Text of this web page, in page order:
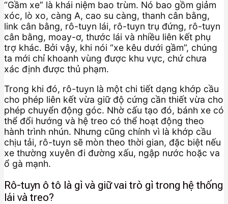
“Gầm xe” là khái niệm bao trùm. Nó bao gồm giảm
xóc, lò xo, càng A, cao su càng, thanh cân bằng,
link cân bằng, rô-tuyn lái, rô-tuyn trụ đứng, rô-tuyn
cân bằng, moay-ơ, thước lái và nhiều liên kết phụ
trợ khác. Bởi vậy, khi nói “xe kêu dưới gầm”, chúng
ta mới chỉ khoanh vùng được khu vực, chứ chưa
xác định được thủ phạm.
Trong khi đó, rô-tuyn là một chi tiết dạng khớp cầu
cho phép liên kết vừa giữ độ cứng cần thiết vừa cho
phép chuyển động góc. Nhờ cấu tạo đó, bánh xe có
thể đổi hướng và hệ treo có thể hoạt động theo
hành trình nhún. Nhưng cũng chính vì là khớp cầu
chịu tải, rô-tuyn sẽ mòn theo thời gian, đặc biệt nếu
xe thường xuyên đi đường xấu, ngập nước hoặc va
ổ gà mạnh.
Rô-tuyn ô tô là gì và giữ vai trò gì trong hệ thống
lái và treo?